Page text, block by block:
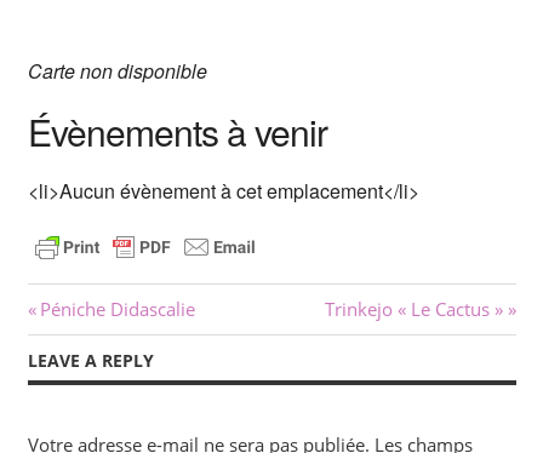
Carte non disponible
Évènements à venir
<li>Aucun évènement à cet emplacement</li>
Navigation
de
Previous
Post:
Péniche Didascalie
Next
Post:
Trinkejo « Le Cactus »
LEAVE A REPLY
Votre adresse e-mail ne sera pas publiée. Les champs